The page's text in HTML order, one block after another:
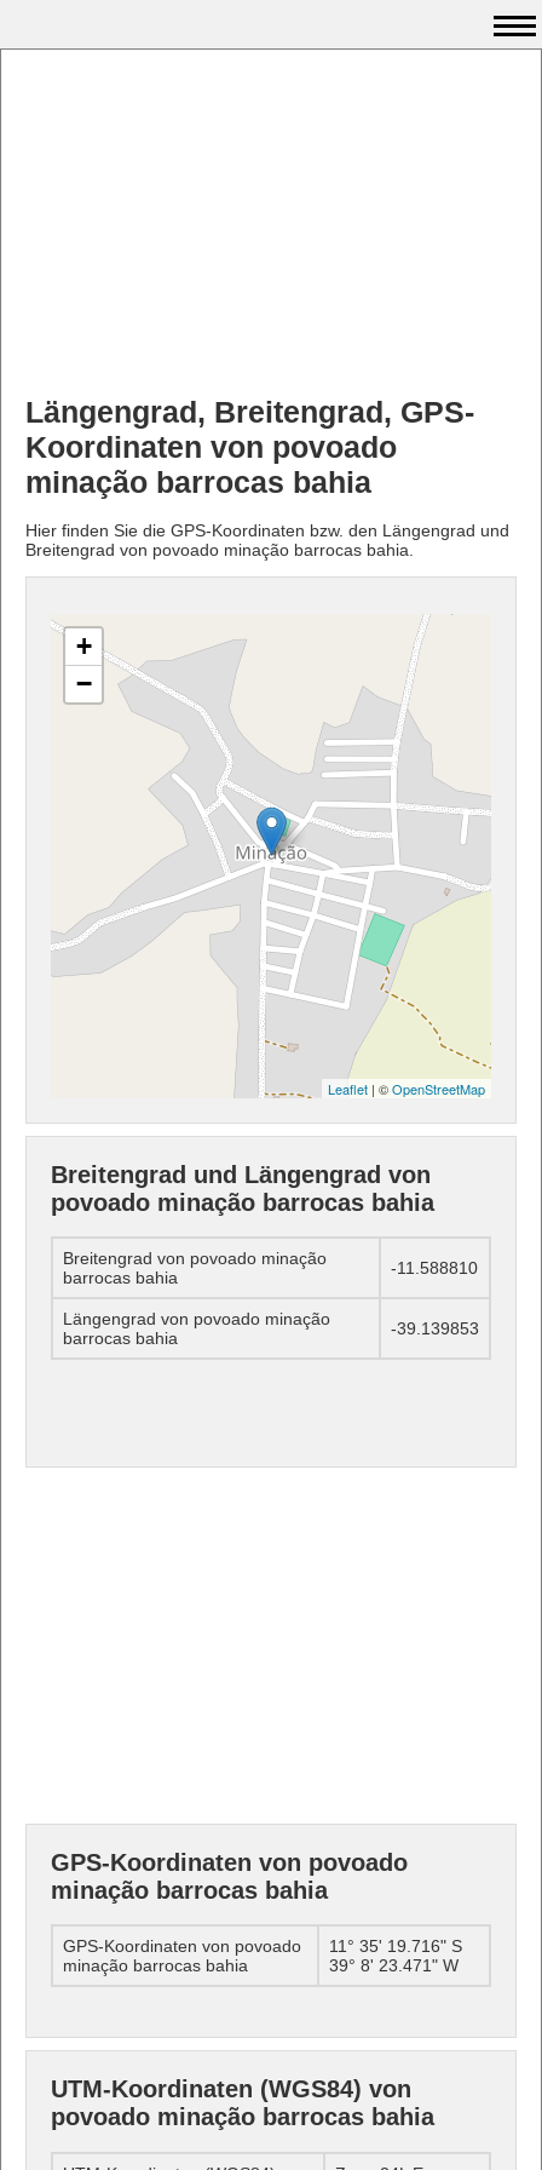
Längengrad, Breitengrad, GPS-
Koordinaten von povoado
minação barrocas bahia
Hier finden Sie die GPS-Koordinaten bzw. den Längengrad und
Breitengrad von povoado minação barrocas bahia.
+
−
Leaflet | ©OpenStreetMap
Breitengrad und Längengrad von
povoado minação barrocas bahia
Breitengrad von povoado minação
barrocas bahia
-11.588810
Längengrad von povoado minação
barrocas bahia
-39.139853
GPS-Koordinaten von povoado
minação barrocas bahia
GPS-Koordinaten von povoado
minação barrocas bahia
11° 35' 19.716" S
39° 8' 23.471" W
UTM-Koordinaten (WGS84) von
povoado minação barrocas bahia